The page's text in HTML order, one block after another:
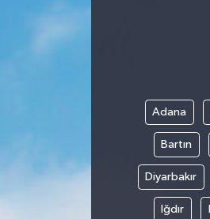
Adana
Bartın
Diyarbakır
Iğdır